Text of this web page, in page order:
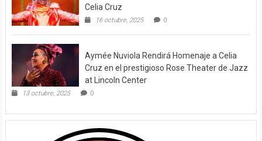
Celia Cruz
16 octubre, 2025 0
Aymée Nuviola Rendirá Homenaje a Celia
Cruz en el prestigioso Rose Theater de Jazz
at Lincoln Center
13 octubre, 2025 0